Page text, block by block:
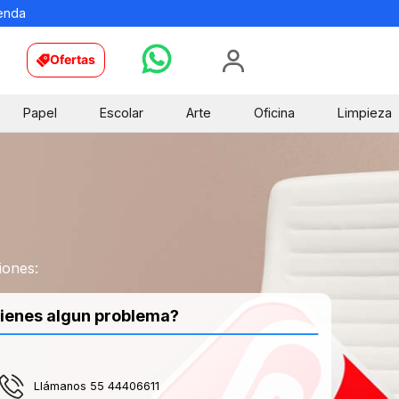
Ofertas
Papel Escolar Arte Oficina Limpieza
algun problema?
Llámanos 55 44406611